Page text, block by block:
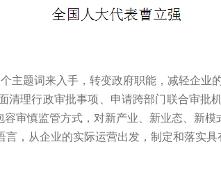
主题词来入手，转变政府职能，减轻企业
清理行政审批事项、申请跨部门联合审
审慎监管方式，对新产业、新业态、新模
，从企业的实际运营出发，制定和落实具